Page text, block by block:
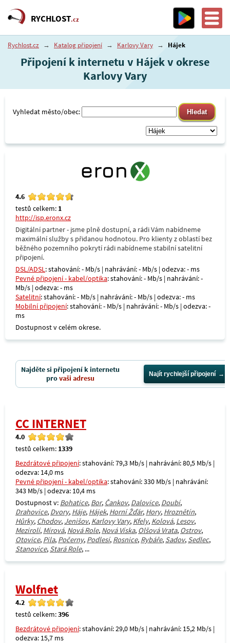
RYCHLOST.cz
Rychlost.cz → Katalog připojení → Karlovy Vary → Hájek
Připojení k internetu v Hájek v okrese
Karlovy Vary
Vyhledat město/obec:
4.6
testů celkem: 1
http://isp.eronx.cz
Digitální partner - jsme plně dostupní, a rádi Vám nabídneme
maximální služby s přidanou hodnotou. Pro klienty z oblastí bez
běžného pozemního pokrytí rádi nabídneme stabilní satelitní
připojení.
DSL/ADSL: stahování: - Mb/s | nahrávání: - Mb/s | odezva: - ms
Pevné připojení - kabel/optika: stahování: - Mb/s | nahrávání: -
Mb/s | odezva: - ms
Satelitní: stahování: - Mb/s | nahrávání: - Mb/s | odezva: - ms
Mobilní připojení: stahování: - Mb/s | nahrávání: - Mb/s | odezva: -
ms
Dostupnost v celém okrese.
Najděte si připojení k internetu
provaši adresu Najít rychlejší připojení
CC INTERNET
4.0
testů celkem: 1339
Bezdrátové připojení: stahování: 79,3 Mb/s | nahrávání: 80,5 Mb/s |
odezva: 14,0 ms
Pevné připojení - kabel/optika: stahování: 330 Mb/s | nahrávání:
343 Mb/s | odezva: 10,4 ms
Dostupnost v: Bohatice, Bor, Čankov, Dalovice, Doubí,
Drahovice, Dvory, Háje, Hájek, Horní Žďár, Hory, Hroznětín,
Hůrky, Chodov, Jenišov, Karlovy Vary, Kfely, Kolová, Lesov,
Mezirolí, Mírová, Nová Role, Nová Víska, Olšová Vrata, Ostrov,
Otovice, Pila, Počerny, Podlesí, Rosnice, Rybáře, Sadov, Sedlec,
Stanovice, Stará Role, ...
Wolfnet
4.2
testů celkem:396
Bezdrátové připojení: stahování: 29,0 Mb/s | nahrávání: 15,2 Mb/s |
odezva: 15,7 ms